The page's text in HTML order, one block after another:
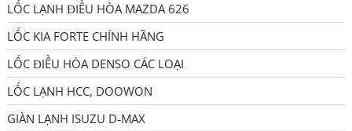
LỐC LẠNH ĐIỀU HÒA MAZDA 626
LỐC KIA FORTE CHÍNH HÃNG
LỐC ĐIỀU HÒA DENSO CÁC LOẠI
LỐC LẠNH HCC, DOOWON
GIÀN LẠNH ISUZU D-MAX